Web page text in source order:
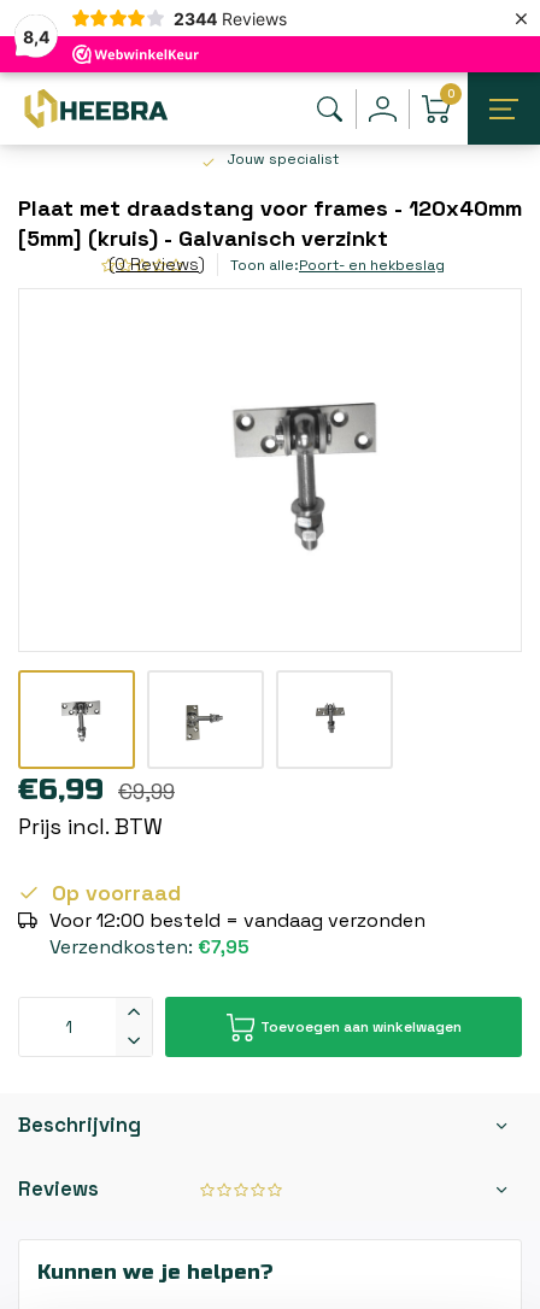
8,4
2344 Reviews ×
0
Jouw specialist
Plaat met draadstang voor frames - 120x40mm
[5mm] (kruis) - Galvanisch verzinkt
(0 Reviews) Toon alle:Poort- en hekbeslag
€6,99 €9,99
Prijs incl. BTW
Op voorraad
Voor 12:00 besteld = vandaag verzonden
Verzendkosten: €7,95
Toevoegen aan winkelwagen
Beschrijving
Reviews
Kunnen we je helpen?